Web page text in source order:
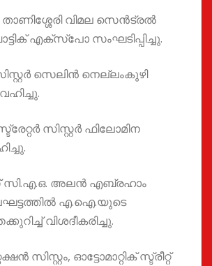
താണിശ്ശേരി വിമല സെൻട്രൽ
എക്സ്പോ സംഘടിപ്പിച്ചു.
സെലിൻ നെല്ലംകുഴി
സിസ്റ്റർ ഫിലോമിന
സി.എ.ഒ. അലൻ എബ്രഹാം
എ.ഐ.യുടെ
വിശദീകരിച്ചു.
സിസ്റ്റം, ഓട്ടോമാറ്റിക് സ്ട്രീറ്റ്